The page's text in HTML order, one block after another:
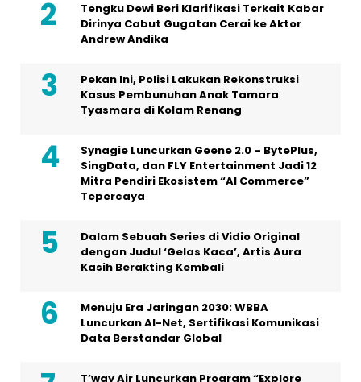
Tengku Dewi Beri Klarifikasi Terkait Kabar
Dirinya Cabut Gugatan Cerai ke Aktor
Andrew Andika
Pekan Ini, Polisi Lakukan Rekonstruksi
Kasus Pembunuhan Anak Tamara
Tyasmara di Kolam Renang
Synagie Luncurkan Geene 2.0 – BytePlus,
SingData, dan FLY Entertainment Jadi 12
Mitra Pendiri Ekosistem “AI Commerce”
Tepercaya
Dalam Sebuah Series di Vidio Original
dengan Judul ‘Gelas Kaca’, Artis Aura
Kasih Berakting Kembali
Menuju Era Jaringan 2030: WBBA
Luncurkan AI-Net, Sertifikasi Komunikasi
Data Berstandar Global
T’way Air Luncurkan Program “Explore